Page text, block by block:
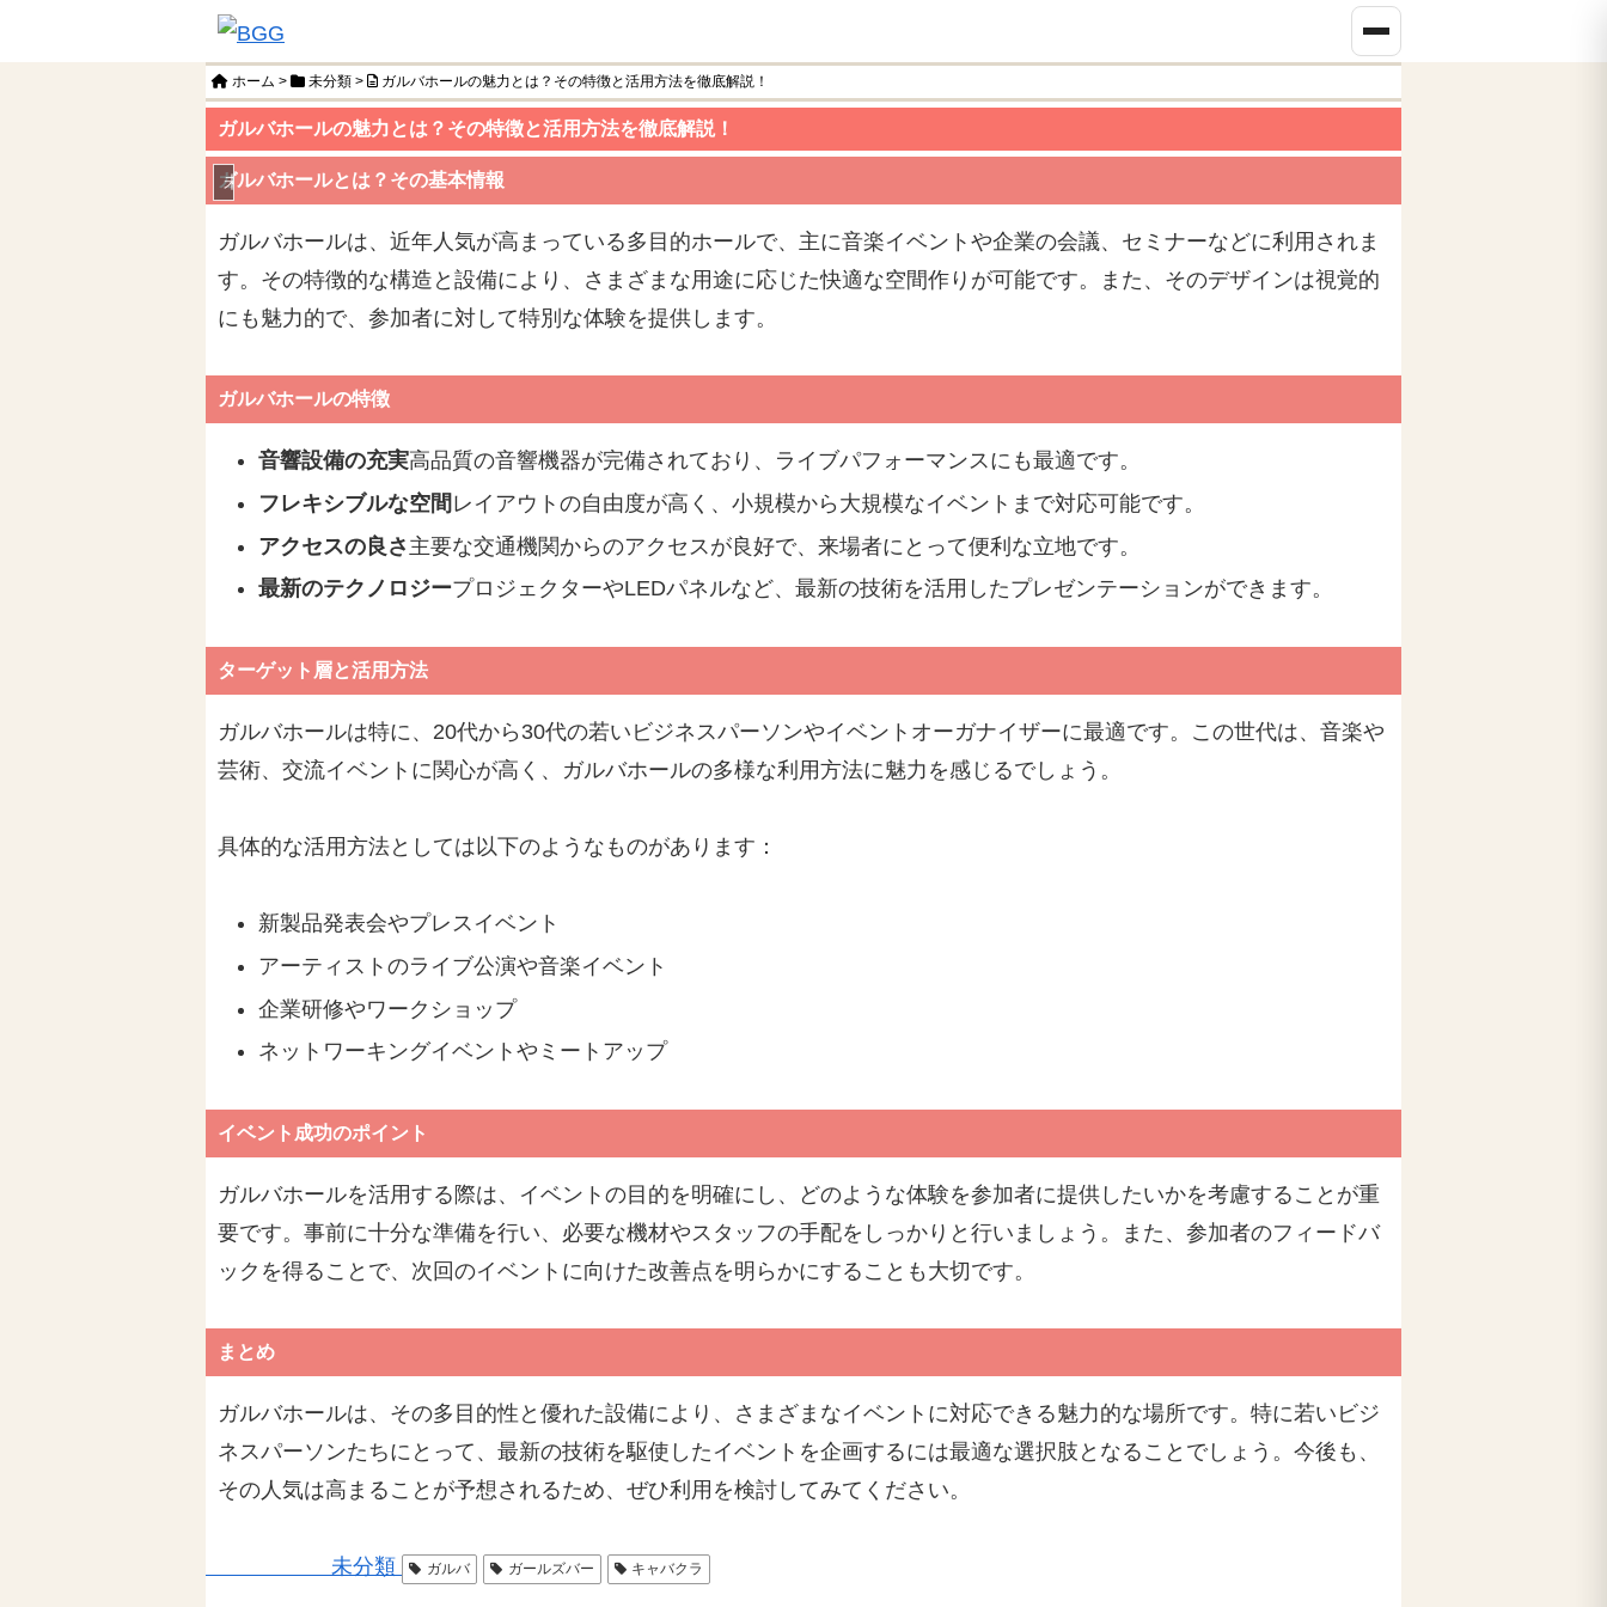
ホーム > 未分類 > ガルバホールの魅力とは？その特徴と活用方法を徹底解説！
ガルバホールの魅力とは？その特徴と活用方法を徹底解説！
未分類
ガルバホールとは？その基本情報
ガルバホールは、近年人気が高まっている多目的ホールで、主に音楽イベントや企業の会議、セミナーなどに利用されま
す。その特徴的な構造と設備により、さまざまな用途に応じた快適な空間作りが可能です。また、そのデザインは視覚的
にも魅力的で、参加者に対して特別な体験を提供します。
ガルバホールの特徴
音響設備の充実高品質の音響機器が完備されており、ライブパフォーマンスにも最適です。
フレキシブルな空間 レイアウトの自由度が高く、小規模から大規模なイベントまで対応可能です。
アクセスの良さ 主要な交通機関からのアクセスが良好で、来場者にとって便利な立地です。
最新のテクノロジープロジェクターやLEDパネルなど、最新の技術を活用したプレゼンテーションができます。
ターゲット層と活用方法
ガルバホールは特に、20代から30代の若いビジネスパーソンやイベントオーガナイザーに最適です。この世代は、音楽や
芸術、交流イベントに関心が高く、ガルバホールの多様な利用方法に魅力を感じるでしょう。
具体的な活用方法としては以下のようなものがあります：
新製品発表会やプレスイベント
アーティストのライブ公演や音楽イベント
企業研修やワークショップ
ネットワーキングイベントやミートアップ
イベント成功のポイント
ガルバホールを活用する際は、イベントの目的を明確にし、どのような体験を参加者に提供したいかを考慮することが重
要です。事前に十分な準備を行い、必要な機材やスタッフの手配をしっかりと行いましょう。また、参加者のフィードバ
ックを得ることで、次回のイベントに向けた改善点を明らかにすることも大切です。
まとめ
ガルバホールは、その多目的性と優れた設備により、さまざまなイベントに対応できる魅力的な場所です。特に若いビジ
ネスパーソンたちにとって、最新の技術を駆使したイベントを企画するには最適な選択肢となることでしょう。今後も、
その人気は高まることが予想されるため、ぜひ利用を検討してみてください。
未分類 ガルバ ガールズバー キャバクラ